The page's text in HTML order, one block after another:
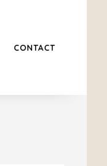
CONTACT